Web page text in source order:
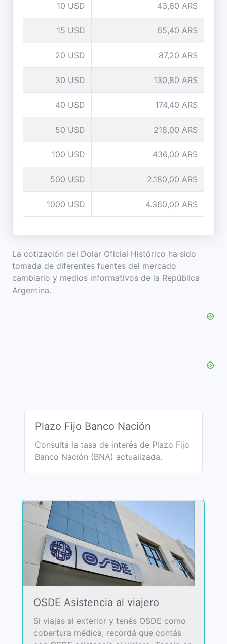
10 USD 43,60 ARS
15 USD 65,40 ARS
20 USD 87,20 ARS
30 USD 130,80 ARS
40 USD 174,40 ARS
50 USD 218,00 ARS
100 USD 436,00 ARS
500 USD 2.180,00 ARS
1000 USD 4.360,00 ARS
La cotización del Dolar Oficial Histórico ha sido
tomada de diferentes fuentes del mercado
cambiario y medios informativos de la República
Argentina.
Plazo Fijo Banco Nación
Consultá la tasa de interés de Plazo Fijo
Banco Nación (BNA) actualizada.
OSDE Asistencia al viajero
Si viajas al exterior y tenés OSDE como
cobertura médica, recordá que contás